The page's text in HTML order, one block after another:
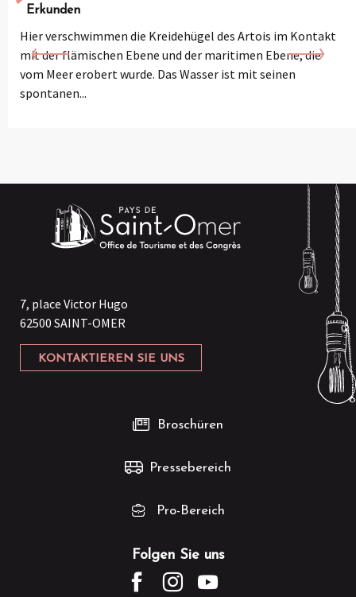
Erkunden
Hier verschwimmen die Kreidehügel des Artois im Kontakt
mit der flämischen Ebene und der maritimen Ebene, die
vom Meer erobert wurde. Das Wasser ist mit seinen
spontanen...
7, place Victor Hugo
62500 SAINT-OMER
KONTAKTIEREN SIE UNS
Folgen Sie uns
Broschüren
Pressebereich
Pro-Bereich